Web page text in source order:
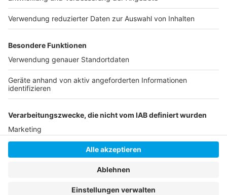
Diese Regeln müssen beim Fahren beachtet
werden
Anzeige